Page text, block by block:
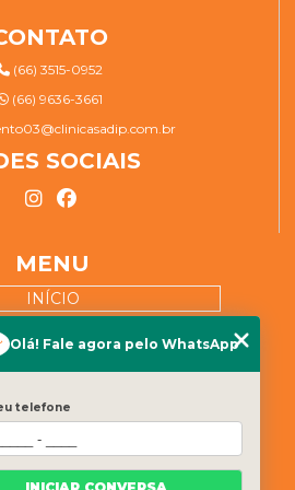
(66) 3515-0952
(66) 9636-3661
SOCIAIS
MENU
INÍCIO
SOBRE NÓS
BLOG
CATEGORIAS
CONOSCO!
Olá! Fale agora pelo WhatsApp
telefone
INICIAR CONVERSA